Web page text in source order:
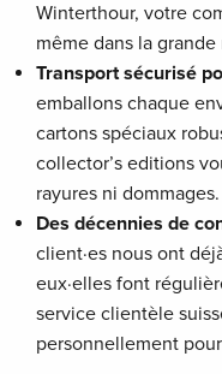
Winterthour, votre
même dans la
Transport sécurisé
emballons chaque
cartons spéciaux
collector’s editions
rayures ni dommages.
Des décennies de
client·es nous ont
eux·elles font
service clientèle
personnellement